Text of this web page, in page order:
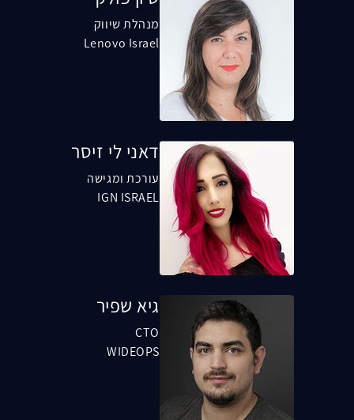
מנהלת שיווק
Lenovo Israel
דאני לי זיסר
עורכת ומגישה
IGN ISRAEL
גיא שפיר
CTO
WIDEOPS